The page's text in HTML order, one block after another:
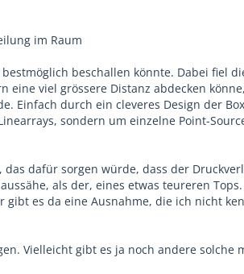
im Raum
beschallen könnte. Dabei fiel
eine viel grössere Distanz abdecken
Einfach durch ein cleveres Design der
sondern um einzelne Point-
das dafür sorgen würde, dass der
als der, eines etwas teureren Tops.
gibt es da eine Ausnahme, die ich nicht
Vielleicht gibt es ja noch andere solche